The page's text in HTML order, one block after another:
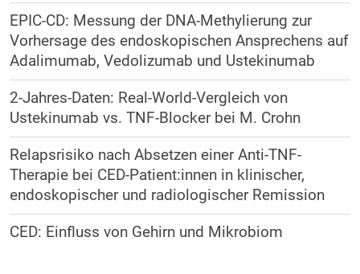
EPIC-CD: Messung der DNA-Methylierung zur
Vorhersage des endoskopischen Ansprechens auf
Adalimumab, Vedolizumab und Ustekinumab
2-Jahres-Daten: Real-World-Vergleich von
Ustekinumab vs. TNF-Blocker bei M. Crohn
Relapsrisiko nach Absetzen einer Anti-TNF-
Therapie bei CED-Patient:innen in klinischer,
endoskopischer und radiologischer Remission
CED: Einfluss von Gehirn und Mikrobiom